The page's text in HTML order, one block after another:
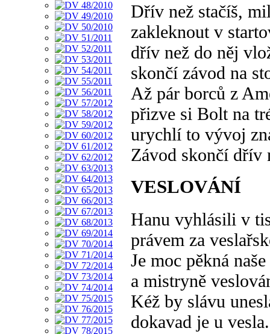
Dřív než stačíš,
zakleknout v
dřív než do něj
skončí závod na
Až pár borců z
přizve si Bolt na
urychlí to vývoj
Závod skončí dřív
VESLOVÁNÍ
Hanu vyhlásili v
právem za
Je moc pěkná
a mistryně
Kéž by slávu
dokavad je u vesla.